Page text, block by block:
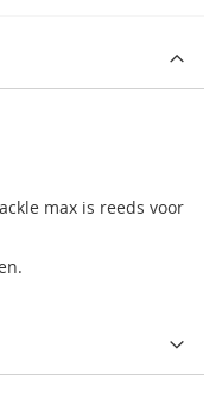
max is reeds voor